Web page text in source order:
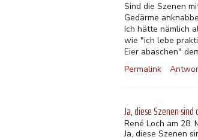
Sind die Szenen
Gedärme
Ich hätte nämlich
wie "ich lebe
Eier abaschen"
Permalink
Ja, diese Szenen sind
René Loch am 28.
Ja, diese Szenen